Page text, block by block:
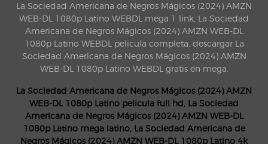
La Sociedad Americana de Negros Mágicos (2024) AMZN
WEB-DL 1080p Latino WEBDL mega 1 link, La Sociedad
Americana de Negros Mágicos (2024) AMZN WEB-DL
1080p Latino WEBDL pelicula completa, descargar La
Sociedad Americana de Negros Mágicos (2024) AMZN
WEB-DL 1080p Latino WEBDL gratis en mega.
La Sociedad Americana de Negros Mágicos (2024) AMZN
WEB-DL 1080p Latino pelicula full hd, La Sociedad
Americana de Negros Mágicos (2024) AMZN WEB-DL
1080p Latino mega latino, La Sociedad Americana de
Negros Mágicos (2024) AMZN WEB-DL 1080p Latino 4k